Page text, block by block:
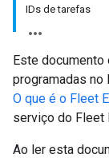
IDs de tarefas
Este
programadas no
O que é o Fleet
serviço do Fleet
Ao ler esta